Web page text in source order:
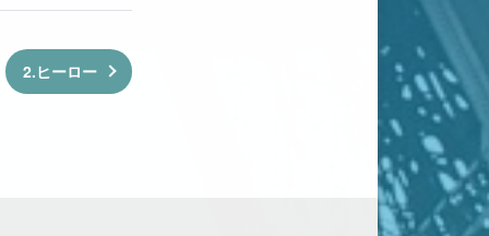
2.ヒーロー